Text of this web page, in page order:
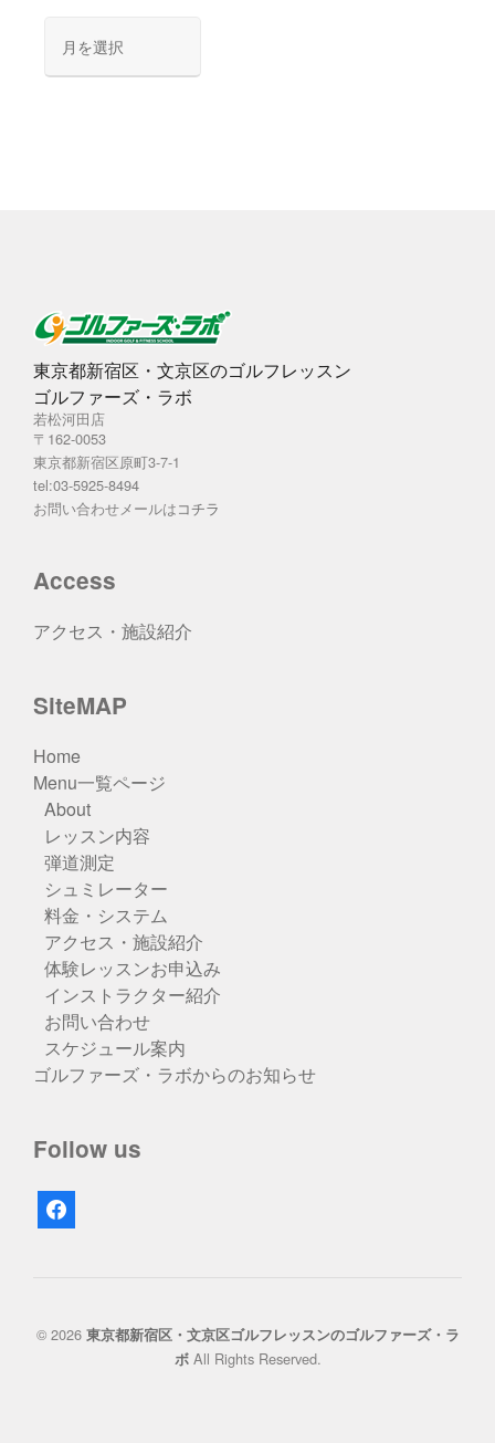
カ
東京都新宿区・文京区のゴルフレッスン
ゴルファーズ・ラボ
若松河田店
〒162-0053
東京都新宿区原町3-7-1
tel:03-5925-8494
お問い合わせメールはコチラ
Access
アクセス・施設紹介
SiteMAP
Home
Menu一覧ページ
About
レッスン内容
弾道測定
シュミレーター
料金・システム
アクセス・施設紹介
体験レッスンお申込み
インストラクター紹介
お問い合わせ
スケジュール案内
ゴルファーズ・ラボからのお知らせ
Follow us
facebook
© 2026 東京都新宿区・文京区ゴルフレッスンのゴルファーズ・ラ
ボAll Rights Reserved.